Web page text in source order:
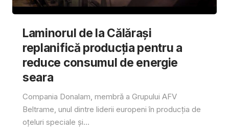
Laminorul de la Călărași
replanifică producția pentru a
reduce consumul de energie
seara
Compania Donalam, membră a Grupului AFV
Beltrame, unul dintre liderii europeni în producția de
oțeluri speciale și...